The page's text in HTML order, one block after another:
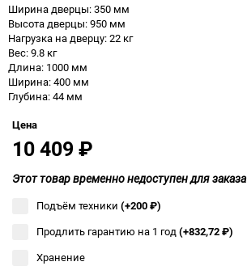
Ширина дверцы: 350 мм
Высота дверцы: 950 мм
Нагрузка на дверцу: 22 кг
Вес: 9.8 кг
Длина: 1000 мм
Ширина: 400 мм
Глубина: 44 мм
Цена
10 409 ₽
Этот товар временно недоступен для заказа
Подъём техники (+200₽)
Продлить гарантию на 1 год(+832,72₽)
Хранение